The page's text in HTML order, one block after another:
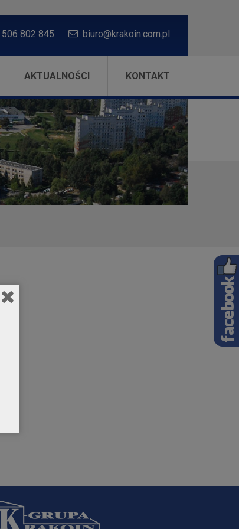
506 802 845 biuro@krakoin.com.pl
AKTUALNOŚCI KONTAKT